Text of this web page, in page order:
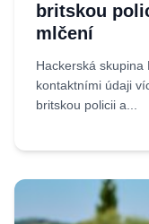
britskou
mlčení
Hackerská
kontaktními údaji
britskou policii a...